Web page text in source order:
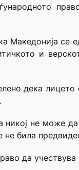
Македонија се
и
дека
никој не може
била
да